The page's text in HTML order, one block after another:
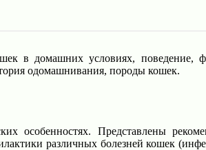
в домашних условиях, поведение,
одомашнивания, породы кошек.
особенностях. Представлены
различных болезней кошек